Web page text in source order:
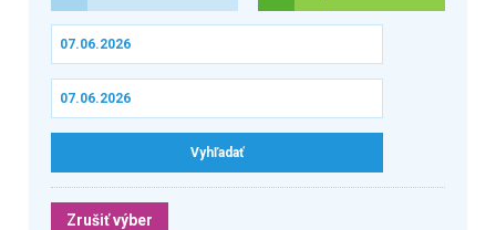
Zrušiť výber